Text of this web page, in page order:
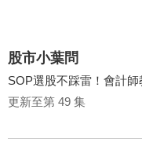
股市小葉問
SOP選股不踩雷！會計
更新至第 49 集